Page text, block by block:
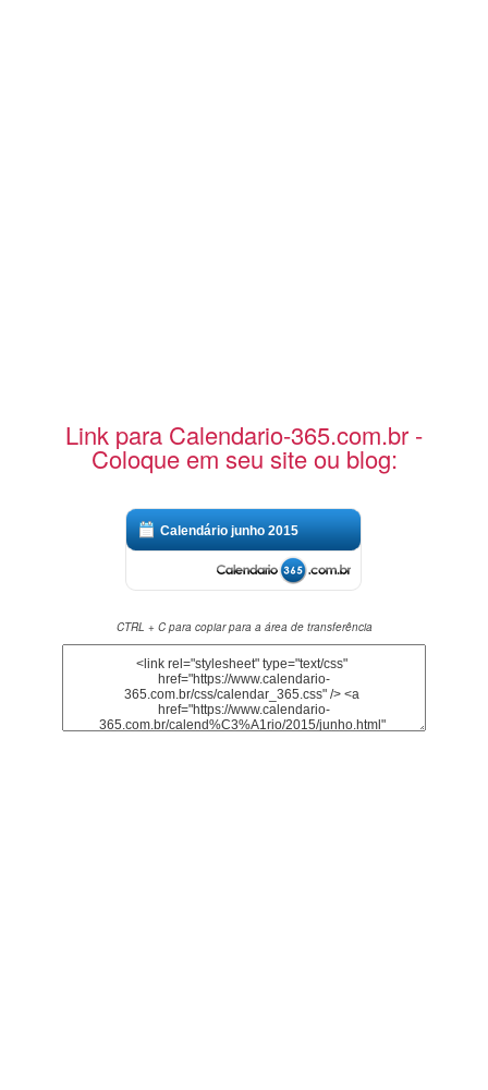
Link para Calendario-365.com.br -
Coloque em seu site ou blog:
Calendário junho 2015
CTRL + C para copiar para a área de transferência